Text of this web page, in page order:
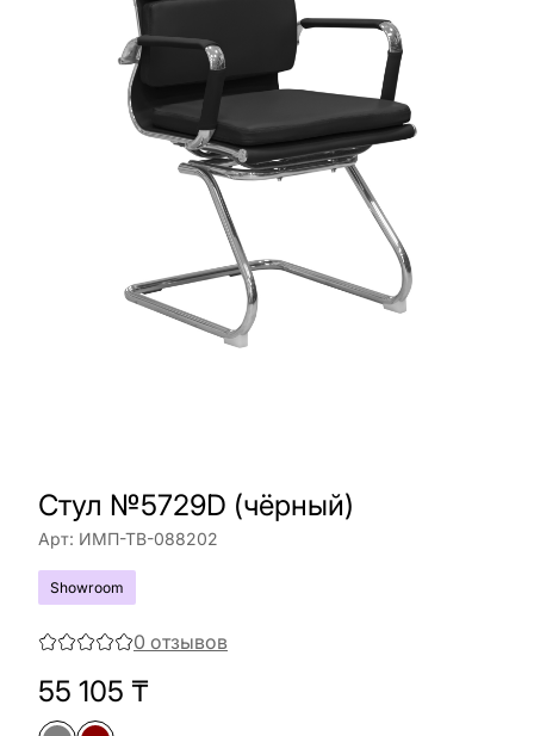
Стул №5729D (чёрный)
Арт: ИМП-ТВ-088202
Showroom
0 отзывов
55 105 ₸